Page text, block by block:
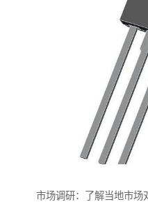
市场调研：了解当地市场